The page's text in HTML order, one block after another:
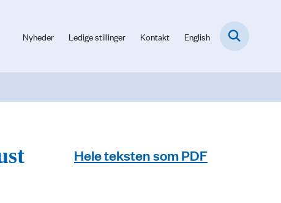
Nyheder Ledige stillinger Kontakt English
Hele teksten som PDF